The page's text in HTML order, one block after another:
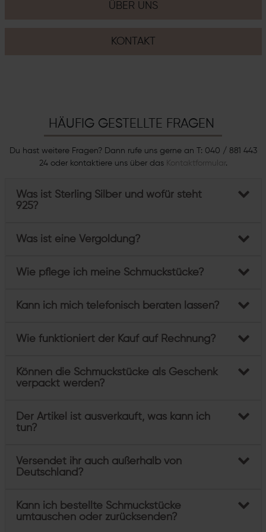
ÜBER UNS
KONTAKT
HÄUFIG GESTELLTE FRAGEN
Du hast weitere Fragen? Dann rufe uns gerne an T: 040 / 881 443
24 oder kontaktiere uns über das
Kontaktformular.
Was ist Sterling Silber und wofür steht
925?
Was ist eine Vergoldung?
Wie pflege ich meine Schmuckstücke?
Kann ich mich telefonisch beraten lassen?
Wie funktioniert der Kauf auf Rechnung?
Können die Schmuckstücke als Geschenk
verpackt werden?
Der Artikel ist ausverkauft, was kann ich
tun?
Versendet ihr auch außerhalb von
Deutschland?
Kann ich bestellte Schmuckstücke
umtauschen oder zurücksenden?